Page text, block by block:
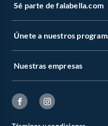
Sé parte de falabella.com
Únete a nuestros
Nuestras empresas